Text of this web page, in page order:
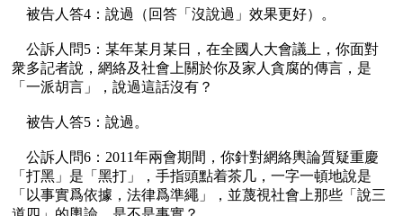
衆多記者說，網絡及社會上關於你及家人貪腐的傳言，是
「一派胡言」，說過這話沒有？
「打黑」是「黑打」，手指頭點着茶几，一字一頓地說是
「以事實爲依據，法律爲準繩」，並蔑視社會上那些「說三